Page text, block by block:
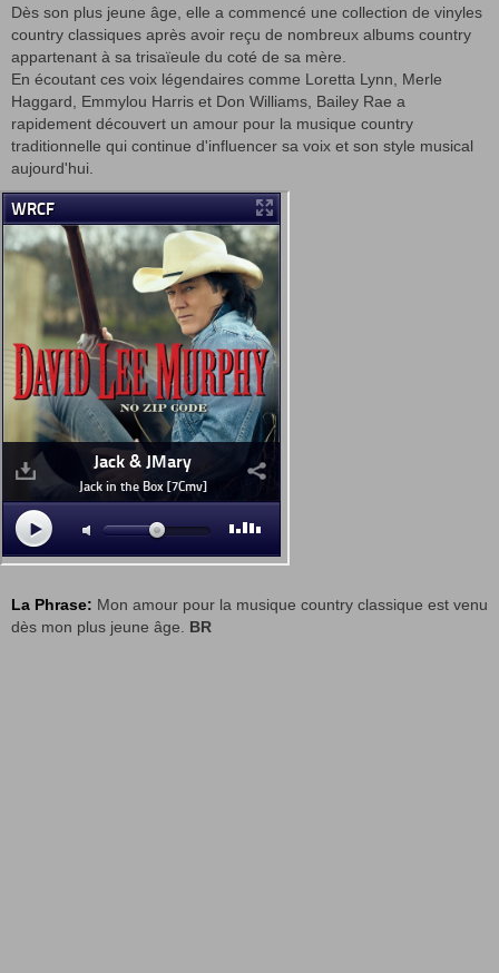
Dès son plus jeune âge, elle a commencé une collection de vinyles
country classiques après avoir reçu de nombreux albums country
appartenant à sa trisaïeule du coté de sa mère.
En écoutant ces voix légendaires comme Loretta Lynn, Merle
Haggard, Emmylou Harris et Don Williams, Bailey Rae a
rapidement découvert un amour pour la musique country
traditionnelle qui continue d'influencer sa voix et son style musical
aujourd'hui.
La Phrase: Mon amour pour la musique country classique est venu
dès mon plus jeune âge. BR